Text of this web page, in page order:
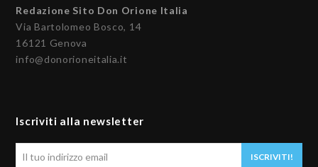
Redazione Sito Don Orione Italia
Via Bartolomeo Bosco, 14
16121 Genova
info@donorioneitalia.it
Iscriviti alla newsletter
ISCRIVITI!